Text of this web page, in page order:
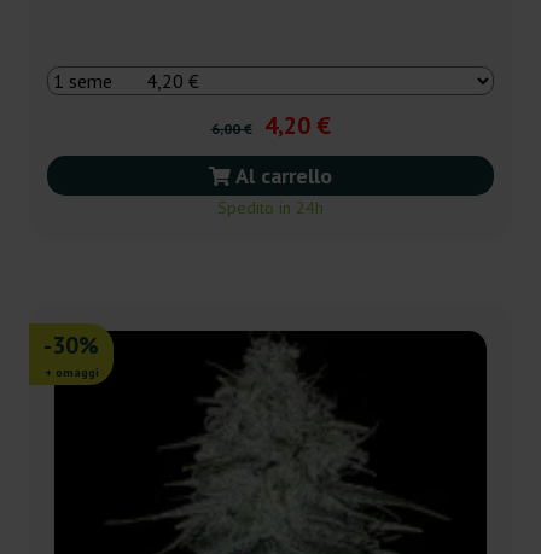
6,00 € 4,20 €
Al carrello
Spedito in 24h
-30%
+ omaggi